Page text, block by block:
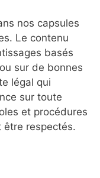
nos capsules
Le contenu
basés
sur de bonnes
légal qui
sur toute
et procédures
être respectés.